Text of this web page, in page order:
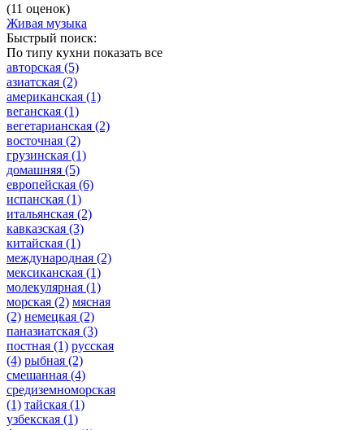
(11 оценок)
Живая музыка
Быстрый поиск:
По типу кухни показать все
авторская (5)
азиатская (2)
американская (1)
веганская (1)
вегетарианская (2)
восточная (2)
грузинская (1)
домашняя (5)
европейская (6)
испанская (1)
итальянская (2)
кавказская (3)
китайская (1)
международная (2)
мексиканская (1)
молекулярная (1)
морская (2) мясная
(2) немецкая (2)
паназиатская (3)
постная (1) русская
(4) рыбная (2)
смешанная (4)
средиземноморская
(1) тайская (1)
узбекская (1)